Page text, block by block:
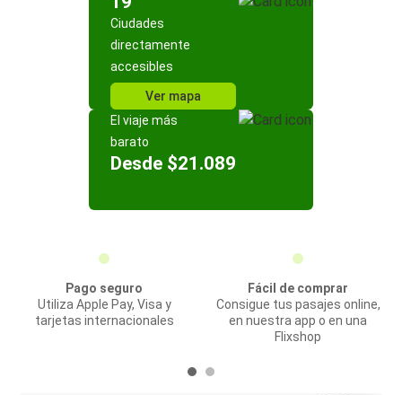
Ciudades
directamente
accesibles
Ver mapa
El viaje más
barato
Desde $21.089
Pago seguro
Utiliza Apple Pay, Visa y
tarjetas internacionales
Fácil de comprar
Consigue tus pasajes online,
en nuestra app o en una
Flixshop